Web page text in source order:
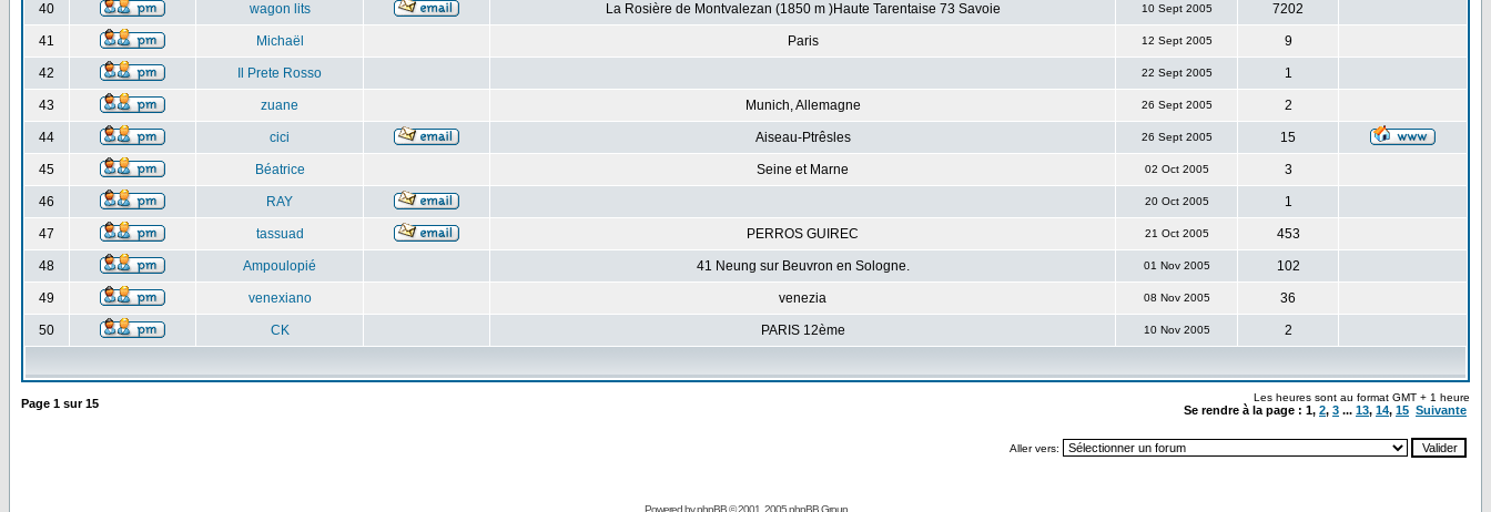
40 wagon lits La Rosière de Montvalezan (1850 m )Haute Tarentaise 73 Savoie 10 Sept 2005 7202
41 Michaël Paris 12 Sept 2005 9
42 Il Prete Rosso 22 Sept 2005 1
43 zuane Munich, Allemagne 26 Sept 2005 2
44 cici Aiseau-Ptrêsles 26 Sept 2005 15
45 Béatrice Seine et Marne 02 Oct 2005 3
46 RAY 20 Oct 2005 1
47 tassuad PERROS GUIREC 21 Oct 2005 453
48 Ampoulopié 41 Neung sur Beuvron en Sologne. 01 Nov 2005 102
49 venexiano venezia 08 Nov 2005 36
50 CK PARIS 12ème 10 Nov 2005 2
Page 1 sur15 Les heures sont au format GMT + 1 heure
Se rendre à la page : 1, 2, 3 ... 13, 14, 15 Suivante
Aller vers:
Powered byphpBB© 2001, 2005 phpBB Group